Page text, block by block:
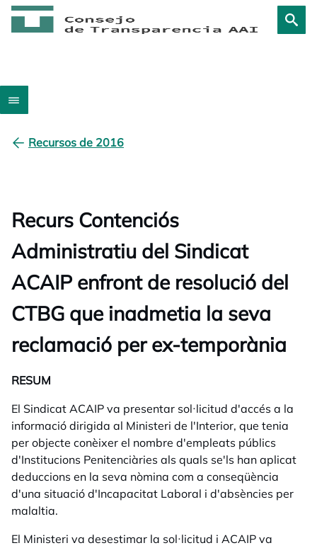
Recursos de 2016
Recurs Contenciós
Administratiu del Sindicat
ACAIP enfront de resolució del
CTBG que inadmetia la seva
reclamació per ex-temporània
RESUM
El Sindicat ACAIP va presentar sol·licitud d'accés a la
informació dirigida al Ministeri de l'Interior, que tenia
per objecte conèixer el nombre d'empleats públics
d'Institucions Penitenciàries als quals se'ls han aplicat
deduccions en la seva nòmina com a conseqüència
d'una situació d'Incapacitat Laboral i d'absències per
malaltia.
El Ministeri va desestimar la sol·licitud i ACAIP va